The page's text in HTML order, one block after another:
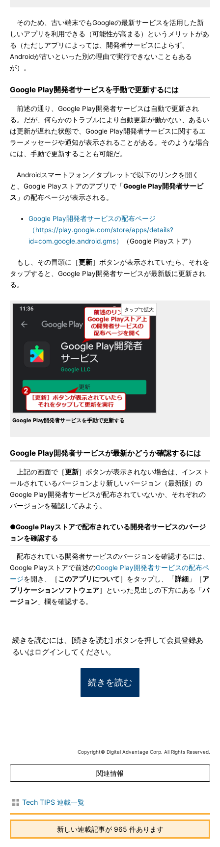
そのため、古い端末でもGoogleの最新サービスを活用した新
しいアプリを利用できる（可能性が高まる）というメリットがあ
る（ただしアプリによっては、開発者サービスによらず、
Androidが古いといった別の理由で実行できないこともある
が）。
Google Play開発者サービスを手動で更新するには
前述の通り、Google Play開発者サービスは自動で更新され
る。だが、何らかのトラブルにより自動更新が働かない、あるい
は更新が遅れた状態で、Google Play開発者サービスに関するエ
ラーメッセージや通知が表示されることがある。そのような場合
には、手動で更新することも可能だ。
Androidスマートフォン／タブレットで以下のリンクを開く
と、Google Playストアのアプリで「Google Play開発者サービ
ス 」の配布ページが表示される。
Google Play開発者サービスの配布ページ
（https://play.google.com/store/apps/details?
id=com.google.android.gms）
（Google Playストア）
もし、その冒頭に［更新］ボタンが表示されていたら、それを
タップすると、Google Play開発者サービスが最新版に更新され
る。
Google Play開発者サービスを手動で更新する
Google Play開発者サービスが最新かどうか確認するには
上記の画面で［更新］ボタンが表示されない場合は、インスト
ールされているバージョンより新しいバージョン（最新版）の
Google Play開発者サービスが配布されていないか、それぞれの
バージョンを確認してみよう。
●Google Playストアで配布されている開発者サービスのバージ
ョンを確認する
配布されている開発者サービスのバージョンを確認するには、
Google Playストアで前述のGoogle Play開発者サービスの配布ペ
ージを開き、［このアプリについて］をタップし、「詳細 」［ア
プリケーションソフトウェア］といった見出しの下方にある「バ
ージョン 」欄を確認する。
続きを読むには、[続きを読む] ボタンを押して会員登録あ
るいはログインしてください。
続きを読む
Copyright© Digital Advantage Corp. All Rights Reserved.
関連情報
Tech TIPS 連載一覧
新しい連載記事が 965 件あります